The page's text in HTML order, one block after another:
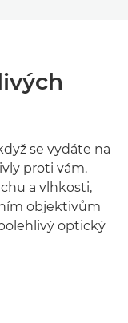
se vydáte na
proti vám.
a vlhkosti,
objektivům
optický